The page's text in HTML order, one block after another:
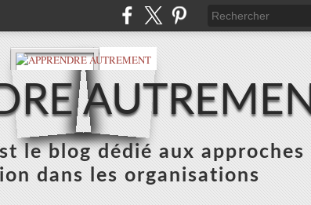
le blog dédié aux
dans les organisations